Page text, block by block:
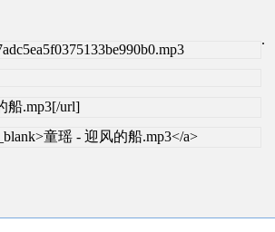
船.mp3[/url]
童瑶 - 迎风的船.mp3</a>
.